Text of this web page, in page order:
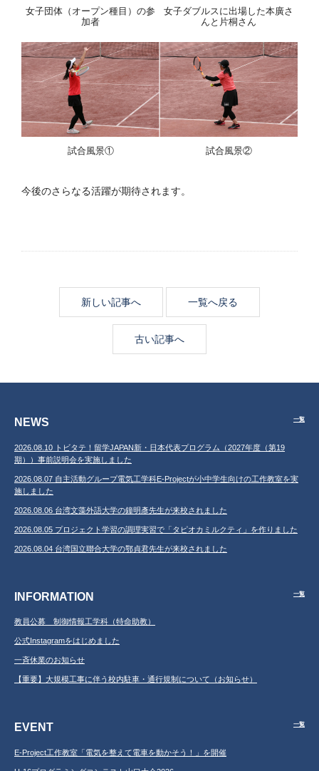
女子団体（オープン種目）の参
加者
女子ダブルスに出場した本廣さ
んと片桐さん
試合風景① 試合風景②
今後のさらなる活躍が期待されます。
新しい記事へ 一覧へ戻る
古い記事へ
NEWS 一覧
2026.08.10 トビタテ！留学JAPAN新・日本代表プログラム（2027年度（第19
期））事前説明会を実施しました
2026.08.07 自主活動グループ電気工学科E-Projectが小中学生向けの工作教室を実
施しました
2026.08.06 台湾文藻外語大学の鐘明彥先生が来校されました
2026.08.05 プロジェクト学習の調理実習で「タピオカミルクティ」を作りました
2026.08.04 台湾国立聯合大学の鄂貞君先生が来校されました
INFORMATION 一覧
教員公募 制御情報工学科（特命助教）
公式Instagramをはじめました
一斉休業のお知らせ
【重要】大規模工事に伴う校内駐車・通行規制について（お知らせ）
EVENT 一覧
E-Project工作教室「電気を整えて電車を動かそう！」を開催